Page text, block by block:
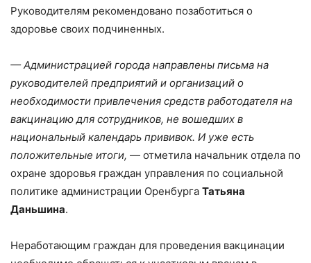
Руководителям рекомендовано позаботиться о
здоровье своих подчиненных.
— Администрацией города направлены письма на
руководителей предприятий и организаций о
необходимости привлечения средств работодателя на
вакцинацию для сотрудников, не вошедших в
национальный календарь прививок. И уже есть
положительные итоги, — отметила начальник отдела по
охране здоровья граждан управления по социальной
политике администрации Оренбурга Татьяна
Даньшина.
Неработающим граждан для проведения вакцинации